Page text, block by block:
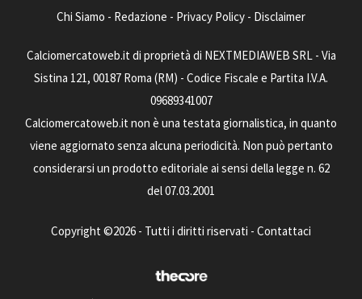
Chi Siamo - Redazione - Privacy Policy - Disclaimer
Calciomercatoweb.it di proprietà di NEXTMEDIAWEB SRL - Via
Sistina 121, 00187 Roma (RM) - Codice Fiscale e Partita I.V.A.
09689341007
Calciomercatoweb.it non è una testata giornalistica, in quanto
viene aggiornato senza alcuna periodicità. Non può pertanto
considerarsi un prodotto editoriale ai sensi della legge n. 62
del 07.03.2001
Copyright ©2026 - Tutti i diritti riservati - Contattaci